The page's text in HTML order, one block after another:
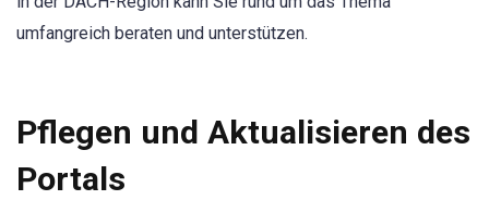
umfangreich beraten und unterstützen.
Pflegen und Aktualisieren des
Portals